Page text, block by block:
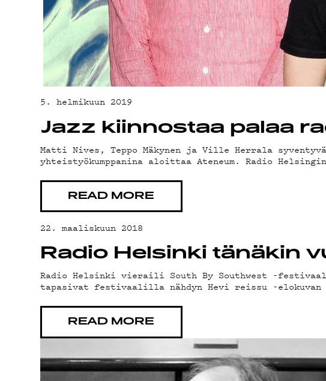
G
5. helmikuun 2019
Jazz kiinnostaa palaa
Matti Nives, Teppo Mäkynen ja Ville Herrala
yhteistyökumppanina aloittaa Ateneum. Radio
READ MORE
22. maaliskuun 2018
Radio Helsinki tänäkin
Radio Helsinki vieraili South By Southwest -
tapasivat festivaalilla nähdyn Hevi reissu -elokuvan
READ MORE